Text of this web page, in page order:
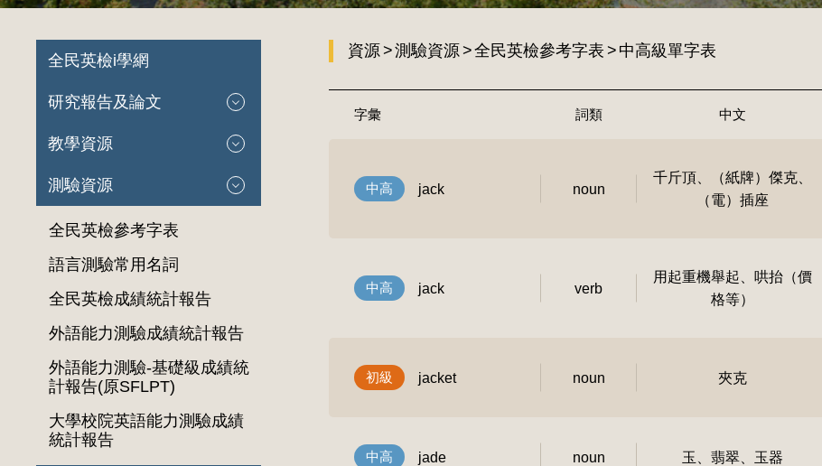
全民英檢i學網
研究報告及論文
教學資源
測驗資源
全民英檢參考字表
語言測驗常用名詞
全民英檢成績統計報告
外語能力測驗成績統計報告
外語能力測驗-基礎級成績統
計報告(原SFLPT)
大學校院英語能力測驗成績
統計報告
資源 測驗資源 全民英檢參考字表 中高級單字表
字彙 詞類 中文
中高 jack noun
千斤頂、（紙牌）傑克、
（電）插座
中高 jack verb
用起重機舉起、哄抬（價
格等）
初級 jacket noun 夾克
中高 jade noun 玉、翡翠、玉器